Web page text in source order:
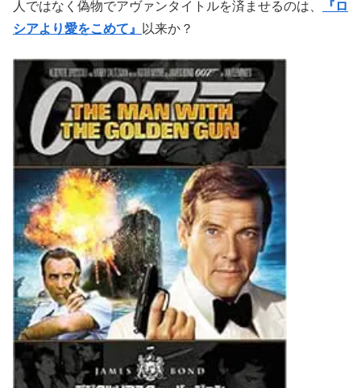
三つの乳首と黄金銃を持つ男 スカラマンガは、愛人の
後、潜入してきた刺客とからくり屋敷で対戦。
裏で対戦を仕切っているのがスカラマンガの部下で小人症
の男・ニック・ナック（エルヴェ・ヴィルシェーズ）
ンドもいないのに、この対決は結構長いのでややダレる。
結局、ここでは蝋人形のボンドが登場するのみ。ボンド本
人ではなく偽物でアヴァンタイトルを済ませるのは、
シアより愛をこめて』以来か？